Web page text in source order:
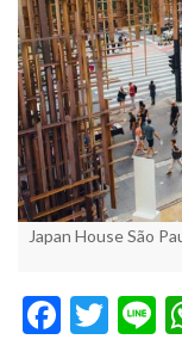
Japan House São